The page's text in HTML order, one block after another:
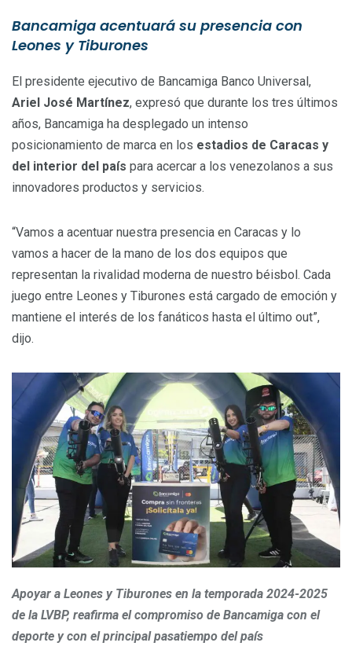
Bancamiga acentuará su presencia con
Leones y Tiburones
El presidente ejecutivo de Bancamiga Banco Universal,
Ariel José Martínez, expresó que durante los tres últimos
años, Bancamiga ha desplegado un intenso
posicionamiento de marca en los estadios de Caracas y
del interior del país para acercar a los venezolanos a sus
innovadores productos y servicios.
“Vamos a acentuar nuestra presencia en Caracas y lo
vamos a hacer de la mano de los dos equipos que
representan la rivalidad moderna de nuestro béisbol. Cada
juego entre Leones y Tiburones está cargado de emoción y
mantiene el interés de los fanáticos hasta el último out”,
dijo.
Apoyar a Leones y Tiburones en la temporada 2024-2025
de la LVBP, reafirma el compromiso de Bancamiga con el
deporte y con el principal pasatiempo del país